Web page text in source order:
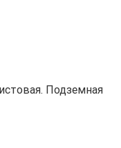
Подземная